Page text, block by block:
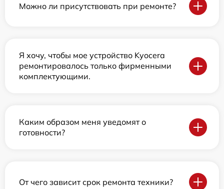
Можно ли присутствовать при ремонте?
Я хочу, чтобы мое устройство Kyocera
ремонтировалось только фирменными
комплектующими.
Каким образом меня уведомят о
готовности?
От чего зависит срок ремонта техники?